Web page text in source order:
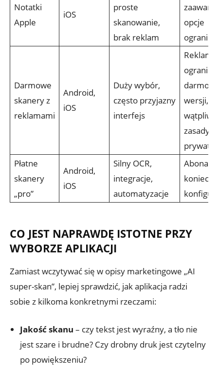
Notatki
Apple
iOS
proste
skanowanie,
brak reklam
opcje
Darmowe
skanery z
reklamami
Android,
iOS
Duży wybór,
często przyjazny
interfejs
wersji,
wątpliwe
zasady
Płatne
skanery
„pro”
Android,
iOS
Silny OCR,
integracje,
automatyzacje
CO JEST NAPRAWDĘ ISTOTNE PRZY
WYBORZE APLIKACJI
Zamiast wczytywać się w opisy marketingowe „AI
super-skan”, lepiej sprawdzić, jak aplikacja radzi
sobie z kilkoma konkretnymi rzeczami:
Jakość skanu – czy tekst jest wyraźny, a tło nie
jest szare i brudne? Czy drobny druk jest czytelny
po powiększeniu?